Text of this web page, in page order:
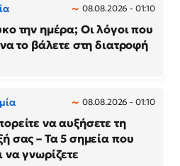
08.08.2026 - 01:10
την ημέρα; Οι λόγοι που
να το βάλετε στη διατροφή
08.08.2026 - 01:10
να αυξήσετε τη
σας – Τα 5 σημεία που
να γνωρίζετε